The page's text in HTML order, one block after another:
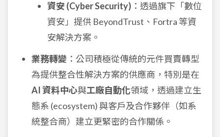
資安 (Cyber Security) ：透過旗下「數位
資安」提供 BeyondTrust、Fortra 等資
安解決方案。
業務轉變 ：公司積極從傳統的元件買賣轉型
為提供整合性解決方案的供應商，特別是在
AI 資料中心與工廠自動化領域，透過建立生
態系 (ecosystem) 與客戶及合作夥伴（如系
統整合商）建立更緊密的合作關係。